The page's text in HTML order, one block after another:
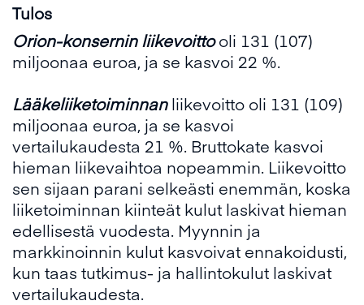
Tulos
Orion-konsernin liikevoittooli 131 (107)
miljoonaa euroa, ja se kasvoi 22 %.
Lääkeliiketoiminnanliikevoitto oli 131 (109)
miljoonaa euroa, ja se kasvoi
vertailukaudesta 21 %. Bruttokate kasvoi
hieman liikevaihtoa nopeammin. Liikevoitto
sen sijaan parani selkeästi enemmän, koska
liiketoiminnan kiinteät kulut laskivat hieman
edellisestä vuodesta. Myynnin ja
markkinoinnin kulut kasvoivat ennakoidusti,
kun taas tutkimus- ja hallintokulut laskivat
vertailukaudesta.